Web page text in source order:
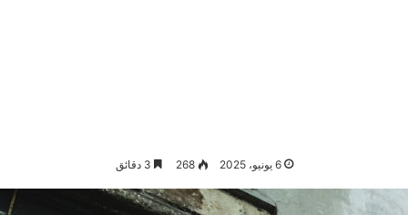
6 يونيو، 2025 268